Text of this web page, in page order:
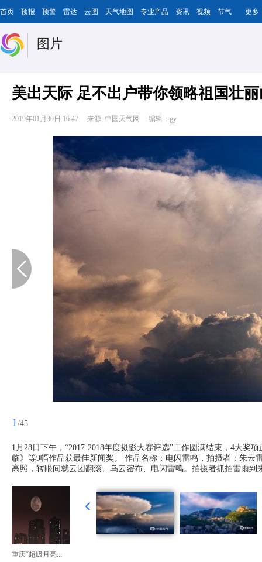
首页 预报 预警 雷达 云图 天气地图 专业产品 资讯 视频 节气 更多
图片
美出天际 足不出户带你领略祖国壮
2019年01月30日 16:47 来源: 中国天气网 编辑：gy
1 /45
1月28日下午，“2017-2018年度摄影大赛评选”工作圆满结束，4大奖
临》等9幅作品获最佳新闻奖。 作品名称：电闪雷鸣，拍摄者：朱云
高照，转眼间就云团翻滚、乌云密布、电闪雷鸣。拍摄者抓拍雷雨到
重庆“超级月亮...